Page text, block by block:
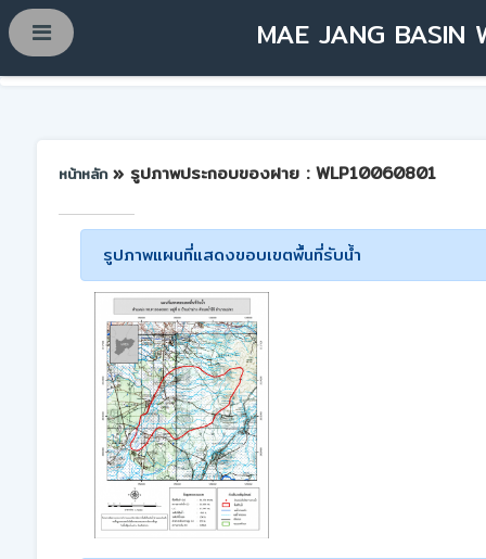
MAE JANG BASIN
หน้าหลัก » รูปภาพประกอบของฝาย : WLP10060801
รูปภาพแผนที่แสดงขอบเขตพื้นที่รับน้ำ